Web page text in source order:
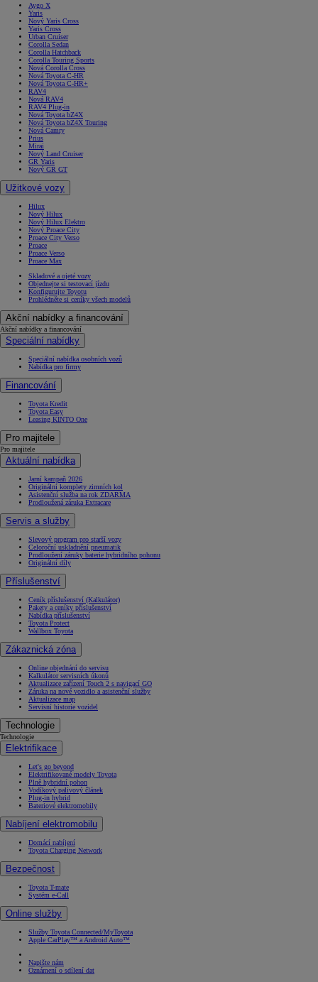
Aygo X
Yaris
Nový Yaris Cross
Yaris Cross
Urban Cruiser
Corolla Sedan
Corolla Hatchback
Corolla Touring Sports
Nová Corolla Cross
Nová Toyota C-HR
Nová Toyota C-HR+
RAV4
Nová RAV4
RAV4 Plug-in
Nová Toyota bZ4X
Nová Toyota bZ4X Touring
Nová Camry
Prius
Mirai
Nový Land Cruiser
GR Yaris
Nový GR GT
Užitkové vozy
Hilux
Nový Hilux
Nový Hilux Elektro
Nový Proace City
Proace City Verso
Proace
Proace Verso
Proace Max
Skladové a ojeté vozy
Objednejte si testovací jízdu
Konfigurujte Toyotu
Prohlédněte si ceníky všech modelů
Akční nabídky a financování
Akční nabídky a financování
Speciální nabídky
Speciální nabídka osobních vozů
Nabídka pro firmy
Financování
Toyota Kredit
Toyota Easy
Leasing KINTO One
Pro majitele
Pro majitele
Aktuální nabídka
Jarní kampaň 2026
Originální komplety zimních kol
Asistenční služba na rok ZDARMA
Prodloužená záruka Extracare
Servis a služby
Slevový program pro starší vozy
Celoroční uskladnění pneumatik
Prodloužení záruky baterie hybridního pohonu
Originální díly
Příslušenství
Ceník příslušenství (Kalkulátor)
Pakety a ceníky příslušenství
Nabídka příslušenství
Toyota Protect
Wallbox Toyota
Zákaznická zóna
Online objednání do servisu
Kalkulátor servisních úkonů
Aktualizace zařízení Touch 2 s navigací GO
Záruka na nové vozidlo a asistenční služby
Aktualizace map
Servisní historie vozidel
Technologie
Technologie
Elektrifikace
Let's go beyond
Elektrifikované modely Toyota
Plně hybridní pohon
Vodíkový palivový článek
Plug-in hybrid
Bateriové elektromobily
Nabíjení elektromobilu
Domácí nabíjení
Toyota Charging Network
Bezpečnost
Toyota T-mate
Systém e-Call
Online služby
Služby Toyota Connected/MyToyota
Apple CarPlay™ a Android Auto™
Napište nám
Oznámení o sdílení dat